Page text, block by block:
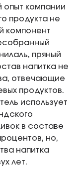
опыт компании
продукта не
компонент
пряный
напитка не
отвечающие
продуктов.
использует
в составе
но,
напитка
лет.